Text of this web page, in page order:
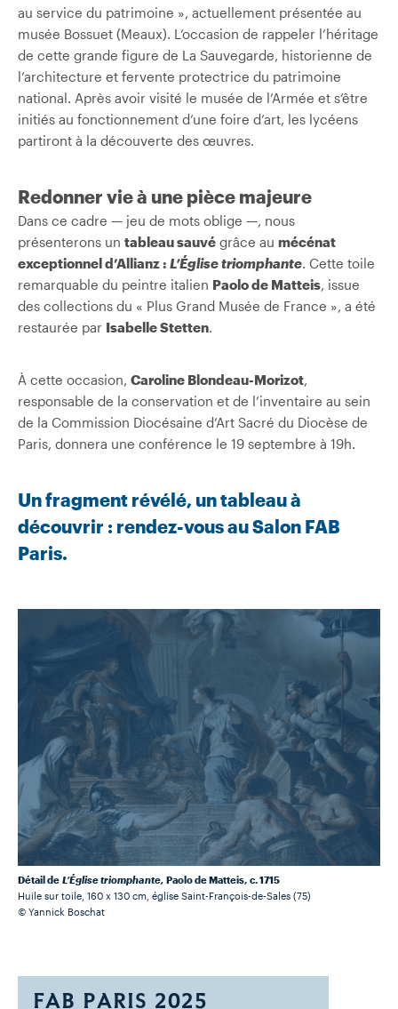
au service du patrimoine », actuellement présentée au
musée Bossuet (Meaux). L’occasion de rappeler l’héritage
de cette grande figure de La Sauvegarde, historienne de
l’architecture et fervente protectrice du patrimoine
national. Après avoir visité le musée de l’Armée et s’être
initiés au fonctionnement d’une foire d’art, les lycéens
partiront à la découverte des œuvres.
Redonner vie à une pièce majeure
Dans ce cadre — jeu de mots oblige —, nous
présenterons un tableau sauvé grâce au mécénat
exceptionnel d’Allianz : L’Église triomphante . Cette toile
remarquable du peintre italien Paolo de Matteis , issue
des collections du « Plus Grand Musée de France », a été
restaurée par Isabelle Stetten
À cette occasion, Caroline Blondeau-Morizot,
responsable de la conservation et de l’inventaire au sein
de la Commission Diocésaine d’Art Sacré du Diocèse de
Paris, donnera une conférence le 19 septembre à 19h.
Un fragment révélé, un tableau à
découvrir : rendez-vous au Salon FAB
Paris.
Détail de L’Église triomphante, Paolo de Matteis, c. 1715
Huile sur toile, 160 x 130 cm, église Saint-François-de-Sales (75)
© Yannick Boschat
FAB PARIS 2025